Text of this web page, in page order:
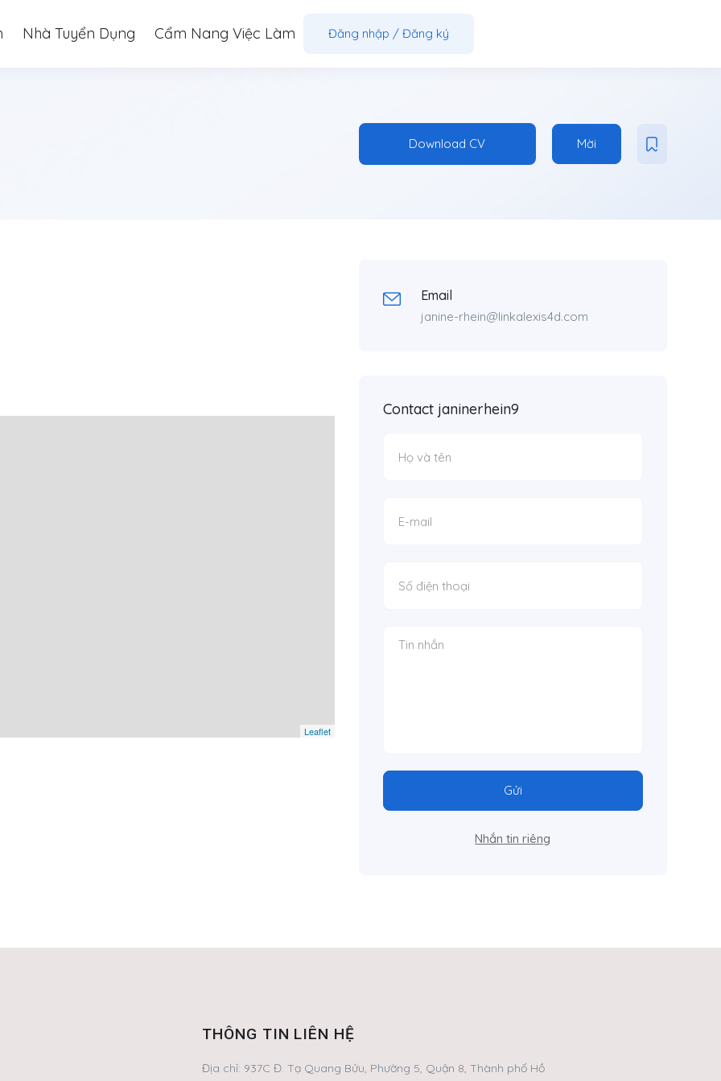
Nhà Tuyển Dụng Cẩm Nang Việc Làm Đăng nhập / Đăng ký
Download CV Mời
Leaflet
Email
janine-rhein@linkalexis4d.com
Contact janinerhein9
Gửi
Nhắn tin riêng
THÔNG TIN LIÊN HỆ
Địa chỉ: 937C Đ. Tạ Quang Bửu, Phường 5, Quận 8, Thành phố Hồ